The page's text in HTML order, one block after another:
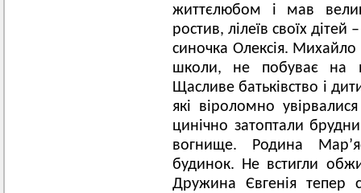
життєлюбом і мав
ростив, лілеїв своїх
синочка Олексія.
школи, не побуває на
Щасливе батьківство і
які віроломно
цинічно затоптали
вогнище. Родина
будинок. Не встигли
Дружина Євгенія тепер